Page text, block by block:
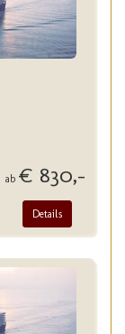
ab € 830,-
Details